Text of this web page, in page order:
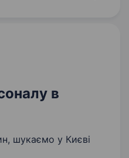
в
шукаємо у Києві